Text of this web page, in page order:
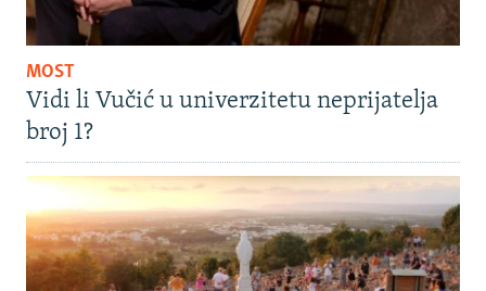
MOST
Vidi li Vučić u univerzitetu neprijatelja
broj 1?